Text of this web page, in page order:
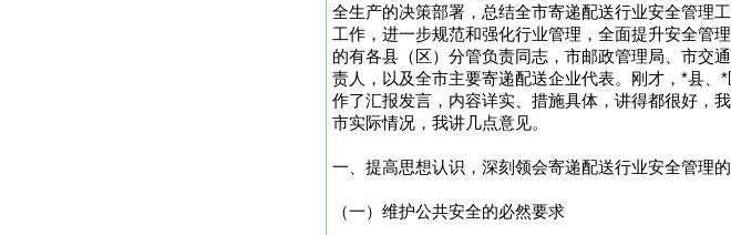
全生产的决策部署，总结全市寄递配送行业安全管理
工作，进一步规范和强化行业管理，全面提升安全管
的有各县（区）分管负责同志，市邮政管理局、市交
责人，以及全市主要寄递配送企业代表。刚才，*县
作了汇报发言，内容详实、措施具体，讲得都很好，
市实际情况，我讲几点意见。
一、提高思想认识，深刻领会寄递配送行业安全管理
（一）维护公共安全的必然要求